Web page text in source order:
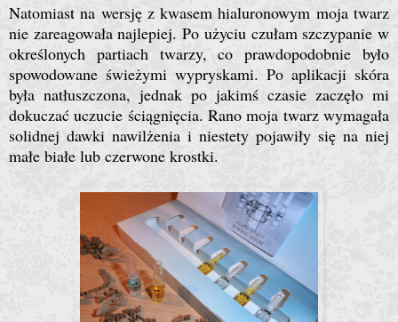
Natomiast na wersję z kwasem hialuronowym moja twarz
nie zareagowała najlepiej. Po użyciu czułam szczypanie w
określonych partiach twarzy, co prawdopodobnie było
spowodowane świeżymi wypryskami. Po aplikacji skóra
była natłuszczona, jednak po jakimś czasie zaczęło mi
dokuczać uczucie ściągnięcia. Rano moja twarz wymagała
solidnej dawki nawilżenia i niestety pojawiły się na niej
małe białe lub czerwone krostki.